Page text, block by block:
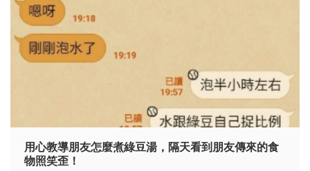
用心教導朋友怎麼煮綠豆湯，隔天看到朋友傳來的食
物照笑歪！